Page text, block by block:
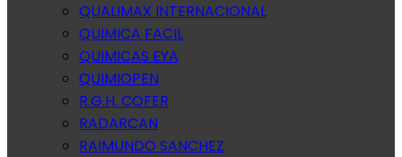
QUALIMAX INTERNACIONAL
QUIMICA FACIL
QUIMICAS EYA
QUIMIOPEN
R.G.H. COFER
RADARCAN
RAIMUNDO SANCHEZ